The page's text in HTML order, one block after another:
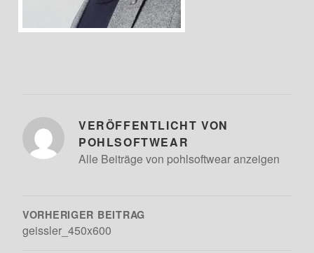
VERÖFFENTLICHT VON
POHLSOFTWEAR
Alle Beiträge von pohlsoftwear anzeigen
VORHERIGER BEITRAG
geissler_450x600